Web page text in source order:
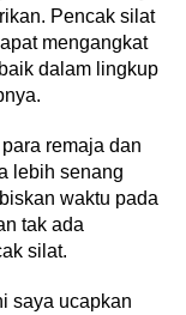
Pencak silat
mengangkat
dalam lingkup
remaja dan
lebih senang
waktu pada
tak ada
silat.
saya ucapkan